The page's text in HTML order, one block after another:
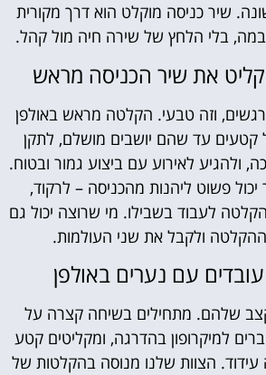
שיר כניסה מוקלט הוא דרך מקורית
בלי הלחץ של שירה חיה מול קהל.
את שיר הכניסה מראש
וזה טבעי. הקלטה מראש באולפן
קטעים עד שהם יושבים מושלם, לתקן
ולהגיע לאירוע עם ביצוע גמור ובטוח.
פשוט ליהנות מהכניסה – לרקוד,
לעבוד בשבילו. מי שרוצה יכול גם
ולקבל את שני העולמות.
עם נערים באולפן
שלהם. מתחילים בשיחה קצרה על
למיקרופון בהדרגה, ומקליטים קטע
הצוות שלנו מנוסה בהקלטות של